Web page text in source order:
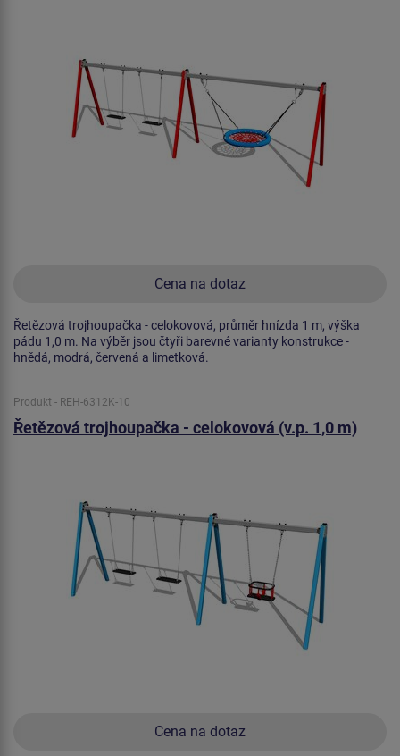
Cena na dotaz
Řetězová trojhoupačka - celokovová, průměr hnízda 1 m, výška
pádu 1,0 m. Na výběr jsou čtyři barevné varianty konstrukce -
hnědá, modrá, červená a limetková.
Produkt - REH-6312K-10
Řetězová trojhoupačka - celokovová (v.p. 1,0 m)
Cena na dotaz